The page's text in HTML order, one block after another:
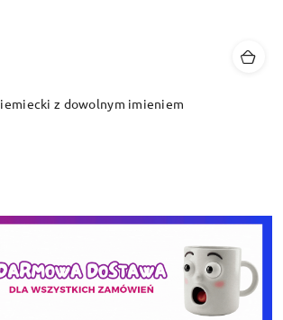
z dowolnym imieniem